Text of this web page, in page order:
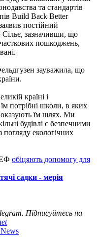
та стандартів
Build Back Better
постійний
зазначивши, що
пошкоджень,
зауважила, що
країні і
потрібні школи, в яких
їм шлях. Ми
будівлі є безпечними
погляду екологічних
обіцяють допомогу для
садки - мерія
Підписуйтесь на